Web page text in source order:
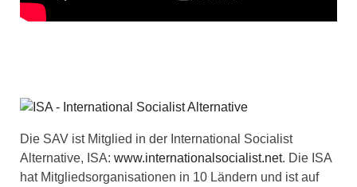
Die SAV ist Mitglied in der International Socialist
Alternative, ISA: www.internationalsocialist.net. Die ISA
hat Mitgliedsorganisationen in 10 Ländern und ist auf